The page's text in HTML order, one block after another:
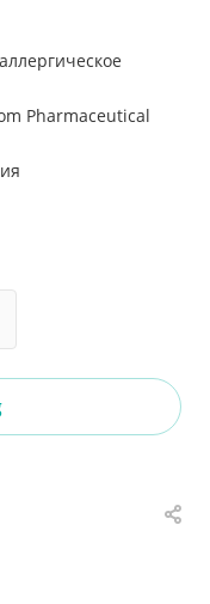
Pharmaceutical